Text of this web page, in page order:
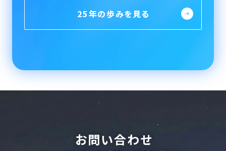
25年の歩みを見る
お問い合わせ